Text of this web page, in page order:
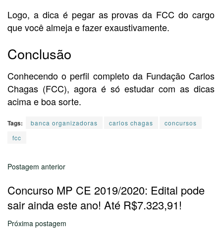
Logo, a dica é pegar as provas da FCC do cargo
que você almeja e fazer exaustivamente.
Conclusão
Conhecendo o perfil completo da Fundação Carlos
Chagas (FCC), agora é só estudar com as dicas
acima e boa sorte.
Tags: banca organizadoras carlos chagas
concursos
fcc
Postagem anterior
Concurso MP CE 2019/2020: Edital pode
sair ainda este ano! Até R$7.323,91!
Próxima postagem